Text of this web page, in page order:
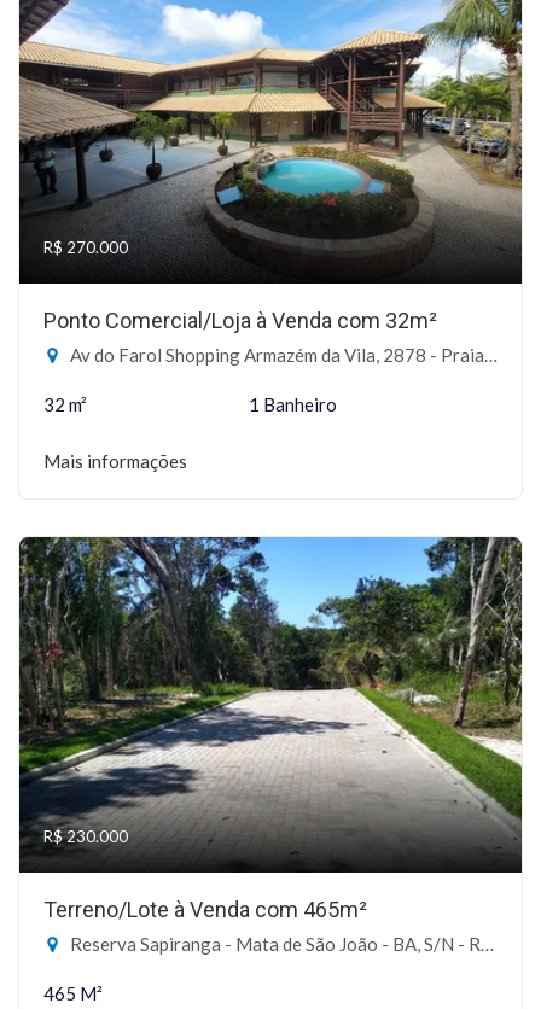
R$ 270.000
Ponto Comercial/Loja à Venda com 32m²
Av do Farol Shopping Armazém da Vila, 2878 - Praia do Forte, Mata de São João-BA
32 m² 1 Banheiro
Mais informações
R$ 230.000
Terreno/Lote à Venda com 465m²
Reserva Sapiranga - Mata de São João - BA, S/N - Reserva Sapiranga, Mata de São João-BA
465 M²